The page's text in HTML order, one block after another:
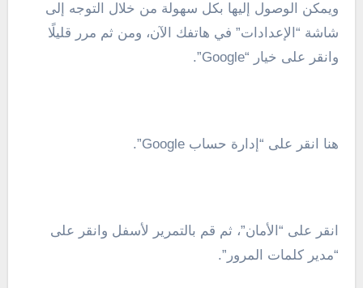
ويمكن الوصول إليها بكل سهولة من خلال التوجه إلى
شاشة “الإعدادات” في هاتفك الآن، ومن ثم مرر قليلًا
وانقر على خيار “Google”.
هنا انقر على “إدارة حساب Google”.
انقر على “الأمان”، ثم قم بالتمرير لأسفل وانقر على
“مدير كلمات المرور”.